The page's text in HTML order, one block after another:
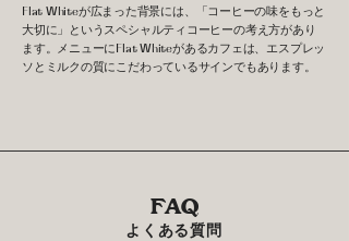
Flat Whiteが広まった背景には、「コーヒーの味をもっと
大切に」というスペシャルティコーヒーの考え方があり
ます。メニューにFlat Whiteがあるカフェは、エスプレッ
ソとミルクの質にこだわっているサインでもあります。
FAQ
よくある質問